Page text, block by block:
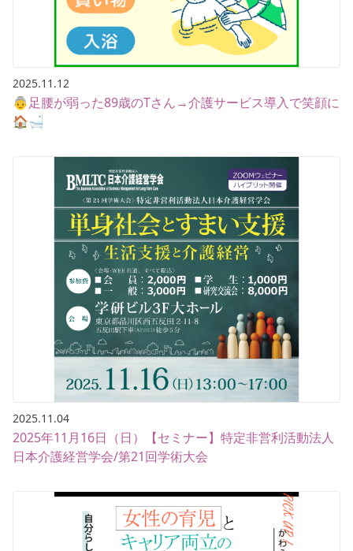
2025.11.12
👵足腰が弱った89歳のTさん→介護サービス導入で笑顔に
🏠🛁
2025.11.04
2025年11月16日（日）【セミナー】特定非営利活動法人
日本介護経営学会/第21回学術大会